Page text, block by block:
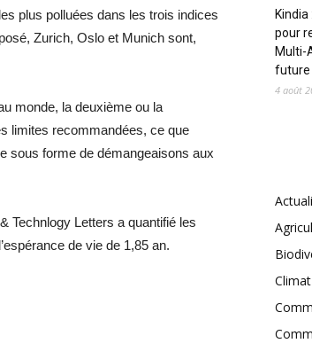
plus polluées dans les trois indices
Zurich, Oslo et Munich sont,
monde, la deuxième ou la
limites recommandées, ce que
sous forme de démangeaisons aux
Technlogy Letters a quantifié les
de vie de 1,85 an.
pour
Multi-
future
4 août
Climat